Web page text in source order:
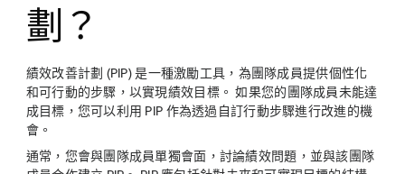
劃？
績效改善計劃 (PIP) 是一種激勵工具，為團隊成員提供個性化
和可行動的步驟，以實現績效目標。 如果您的團隊成員未能達
成目標，您可以利用 PIP 作為透過自訂行動步驟進行改進的機
會。
通常，您會與團隊成員單獨會面，討論績效問題，並與該團隊